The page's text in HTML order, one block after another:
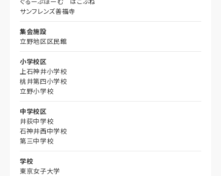
サンフレンズ善福寺
集会施設
立野地区区民館
小学校区
上石神井小学校
桃井第四小学校
立野小学校
中学校区
井荻中学校
石神井西中学校
第三中学校
学校
東京女子大学